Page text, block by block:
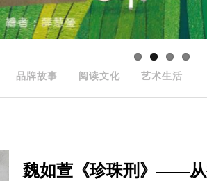
品牌故事 阅读文化 艺术生活
魏如萱《珍珠刑》——从